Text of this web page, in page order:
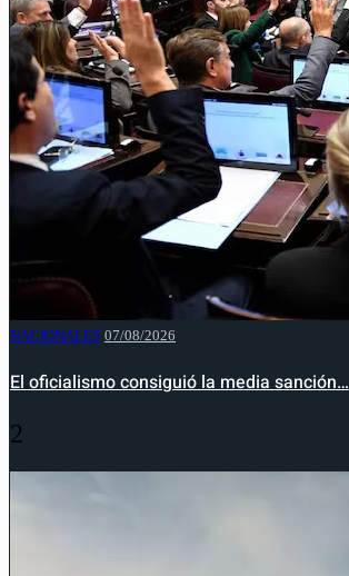
NACIONALES 07/08/2026
El oficialismo consiguió la media sanción…
2